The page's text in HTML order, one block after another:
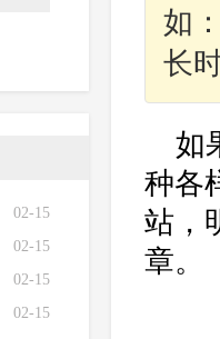
02-15
02-15
02-15
02-15
如
长
如
种各
站，
章。